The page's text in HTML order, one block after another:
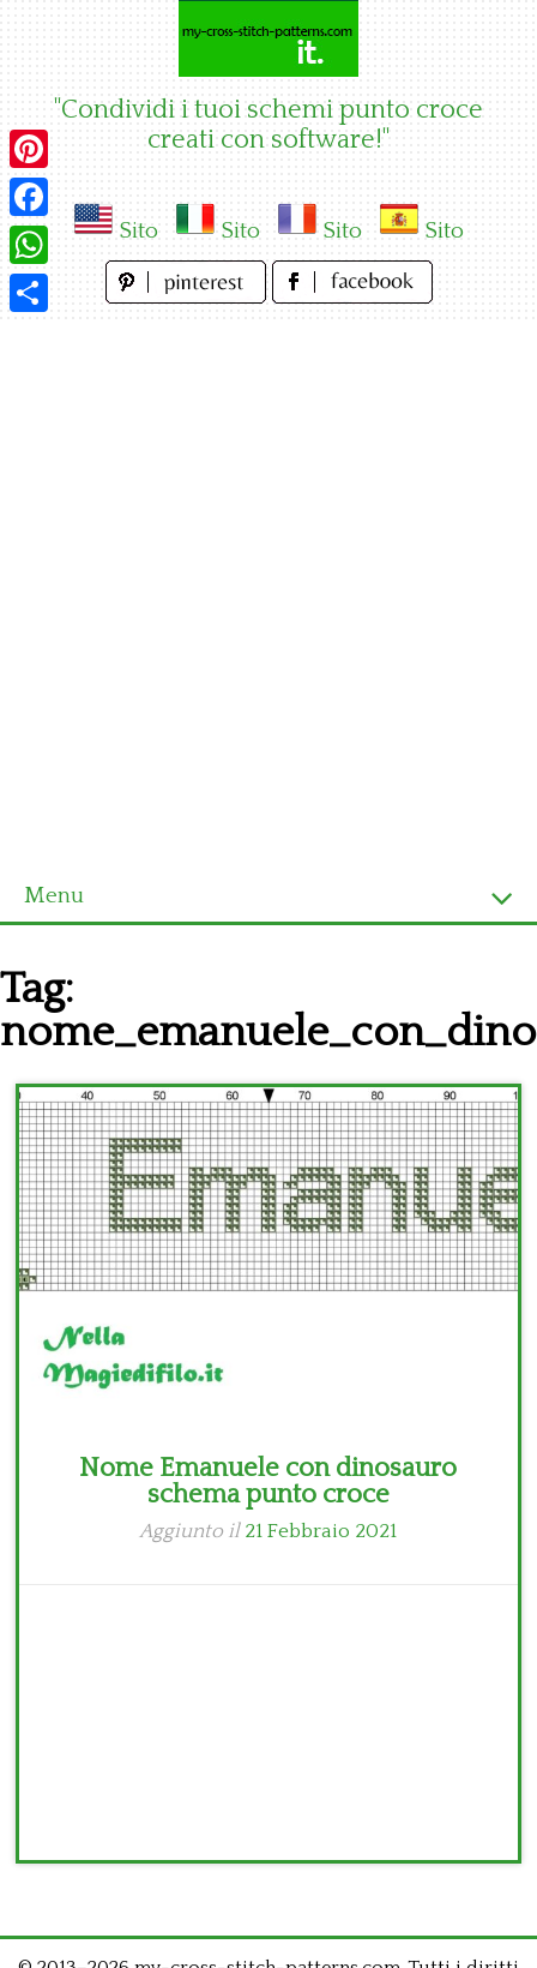
"Condividi i tuoi schemi punto croce
creati con software!"
Sito Sito Sito Sito
Menu
Ultimi schemi
Alfabeto
Bambini
Disney
Thun
Tag:
Nome Emanuele con dinosauro
schema punto croce
Aggiunto il 21 Febbraio 2021
Pinterest
Facebook
WhatsApp